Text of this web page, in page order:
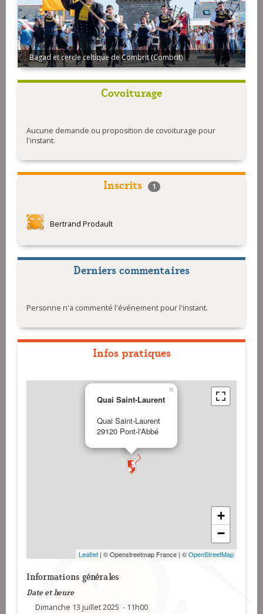
Bagad et cercle celtique de Combrit (Combrit)
Bagad Glaziked Pouldregad - Crédit photo : Myriam Jégat pour
Sonerion
Covoiturage
Aucune demande ou proposition de covoiturage pour
l'instant.
Inscrits 1
Bertrand Prodault
Derniers commentaires
Personne n'a commenté l'événement pour l'instant.
Infos pratiques
Quai Saint-Laurent
Quai Saint-Laurent
29120 Pont-l'Abbé
×
+
−
Leaflet | © Openstreetmap France | ©OpenStreetMap
Informations générales
Date et heure
Dimanche 13 juillet 2025 - 11h00